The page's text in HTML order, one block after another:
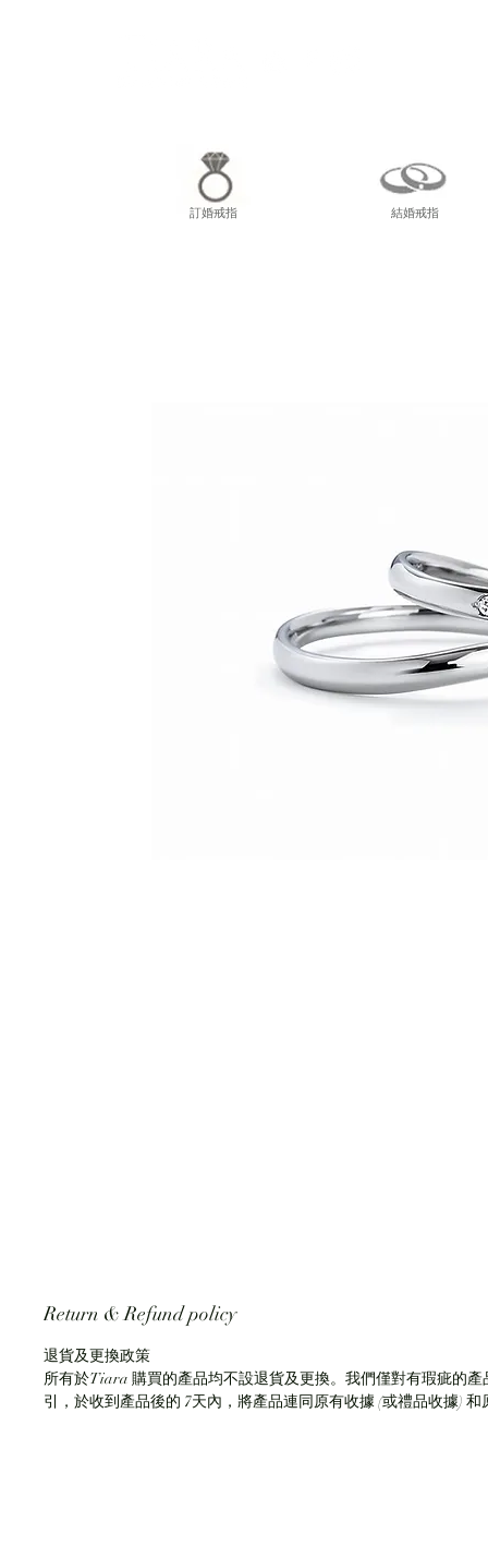
訂婚戒指 結婚戒指
Return & Refund policy
退貨及更換政策
所有於Tiara 購買的產品均不設退貨及更換。我們僅對有瑕疵的
引，於收到產品後的 7天內，將產品連同原有收據 (或禮品收據)